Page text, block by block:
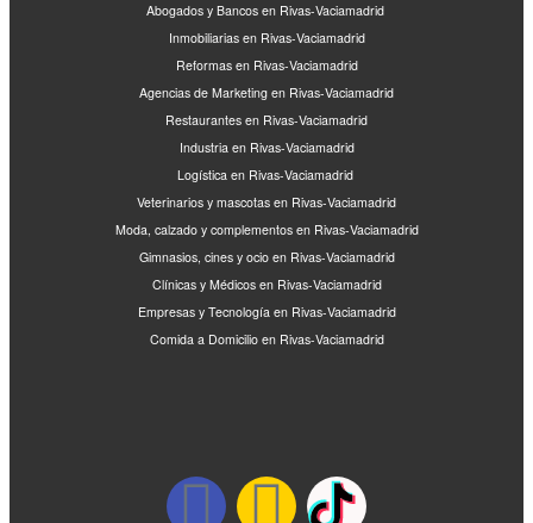
Abogados y Bancos en Rivas-Vaciamadrid
Inmobiliarias en Rivas-Vaciamadrid
Reformas en Rivas-Vaciamadrid
Agencias de Marketing en Rivas-Vaciamadrid
Restaurantes en Rivas-Vaciamadrid
Industria en Rivas-Vaciamadrid
Logística en Rivas-Vaciamadrid
Veterinarios y mascotas en Rivas-Vaciamadrid
Moda, calzado y complementos en Rivas-Vaciamadrid
Gimnasios, cines y ocio en Rivas-Vaciamadrid
Clínicas y Médicos en Rivas-Vaciamadrid
Empresas y Tecnología en Rivas-Vaciamadrid
Comida a Domicilio en Rivas-Vaciamadrid